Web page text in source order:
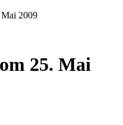
2009
25. Mai